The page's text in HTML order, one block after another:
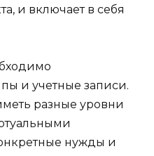
и включает в себя
и учетные записи.
разные уровни
нужды и